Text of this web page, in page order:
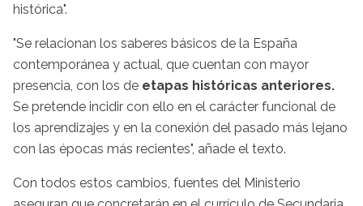
histórica".
"Se relacionan los saberes básicos de la España
contemporánea y actual, que cuentan con mayor
presencia, con los de etapas históricas anteriores.
Se pretende incidir con ello en el carácter funcional de
los aprendizajes y en la conexión del pasado más lejano
con las épocas más recientes", añade el texto.
Con todos estos cambios, fuentes del Ministerio